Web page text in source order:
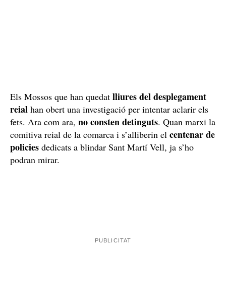
Els Mossos que han quedat lliures del desplegament
reial han obert una investigació per intentar aclarir els
fets. Ara com ara, no consten detinguts. Quan marxi la
comitiva reial de la comarca i s’alliberin el centenar de
policies dedicats a blindar Sant Martí Vell, ja s’ho
podran mirar.